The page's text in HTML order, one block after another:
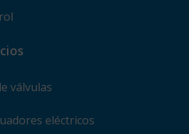
válvulas
eléctricos